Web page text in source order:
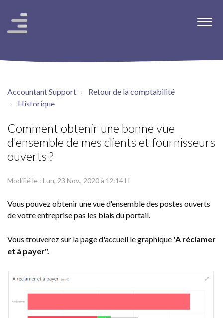
Accountant Support
Retour de la comptabilité
Historique
Comment obtenir une bonne vue
d'ensemble de mes clients et fournisseurs
ouverts ?
Modifié le : Lun, 23 Nov., 2020 à 12:14 H
Vous pouvez obtenir une vue d'ensemble des postes ouverts
de votre entreprise pas les biais du portail.
Vous trouverez sur la page d'accueil le graphique 'A réclamer
et à payer".